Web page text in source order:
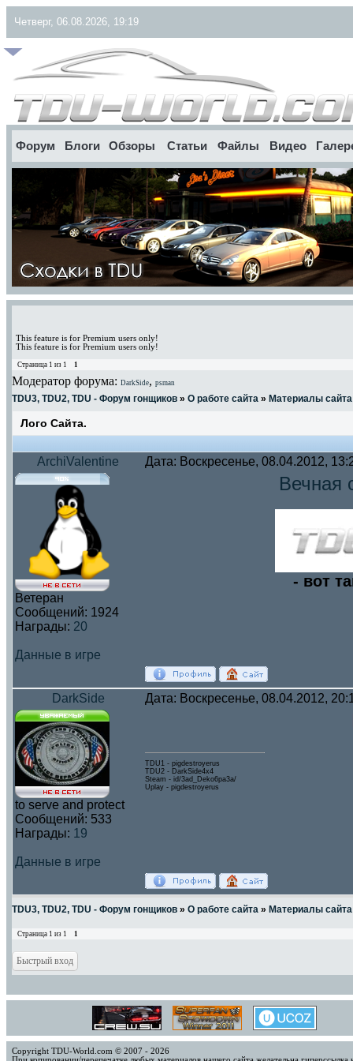
Четверг, 06.08.2026, 19:19
Форум Блоги Обзоры Статьи Файлы Видео
This feature is for Premium users only!
This feature is for Premium users only!
Страница 1 из 1 1
Модератор форума: DarkSide, psman
TDU3, TDU2, TDU - Форум гонщиков » О работе сайта » Материалы
Лого Сайта.
ArchiValentine Дата: Воскресенье, 08.04.2012,
Ветеран
Сообщений: 1924
Награды: 20
Данные в игре
Вечная
- вот
DarkSide Дата: Воскресенье, 08.04.2012,
to serve and protect
Сообщений: 533
Награды: 19
Данные в игре
TDU1 - pigdestroyerus
TDU2 - DarkSide4x4
Steam - id/3ad_Deko6pa3a/
Uplay - pigdestroyerus
TDU3, TDU2, TDU - Форум гонщиков » О работе сайта » Материалы
Страница 1 из 1 1
Copyright TDU-World.com © 2007 - 2026